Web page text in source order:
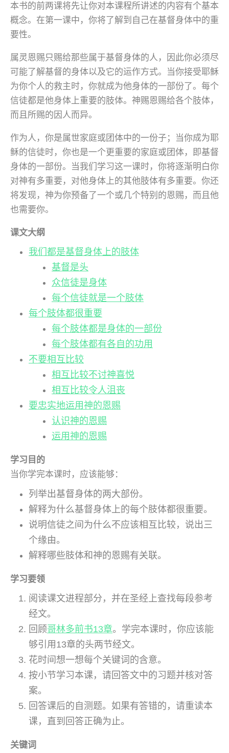
本书的前两课将先让你对本课程所讲述的内容有个基本
概念。在第一课中，你将了解到自己在基督身体中的重
要性。
属灵恩赐只赐给那些属于基督身体的人，因此你必须尽
可能了解基督的身体以及它的运作方式。当你接受耶稣
为你个人的救主时，你就成为他身体的一部份了。每个
信徒都是他身体上重要的肢体。神赐恩赐给各个肢体，
而且所赐的因人而异。
作为人，你是属世家庭或团体中的一份子；当你成为耶
稣的信徒时，你也是一个更重要的家庭或团体，即基督
身体的一部份。当我们学习这一课时，你将逐渐明白你
对神有多重要，对他身体上的其他肢体有多重要。你还
将发现，神为你预备了一个或几个特别的恩赐，而且他
也需要你。
课文大纲
我们都是基督身体上的肢体
基督是头
众信徒是身体
每个信徒就是一个肢体
每个肢体都很重要
每个肢体都是身体的一部份
每个肢体都有各自的功用
不要相互比较
相互比较不讨神喜悦
相互比较令人沮丧
要忠实地运用神的恩赐
认识神的恩赐
运用神的恩赐
学习目的
当你学完本课时，应该能够：
列举出基督身体的两大部份。
解释为什么基督身体上的每个肢体都很重要。
说明信徒之间为什么不应该相互比较，说出三
个缘由。
解释哪些肢体和神的恩赐有关联。
学习要领
阅读课文进程部分，并在圣经上查找每段参考
经文。
回顾哥林多前书13章。学完本课时，你应该能
够引用13章的头两节经文。
花时间想一想每个关键词的含意。
按小节学习本课，请回答文中的习题并核对答
案。
回答课后的自测题。如果有答错的，请重读本
课，直到回答正确为止。
关键词